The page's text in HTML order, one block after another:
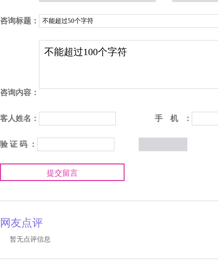
咨询标题：
咨询内容：
客人姓名： 手 机 ：
验 证 码 ：
提交留言
网友点评
暂无点评信息